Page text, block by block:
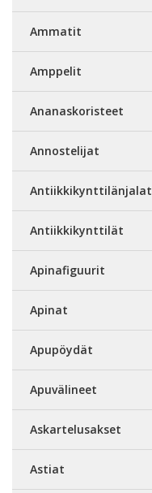
Ammatit
Amppelit
Ananaskoristeet
Annostelijat
Antiikkikynttilänjalat
Antiikkikynttilät
Apinafiguurit
Apinat
Apupöydät
Apuvälineet
Askartelusakset
Astiat